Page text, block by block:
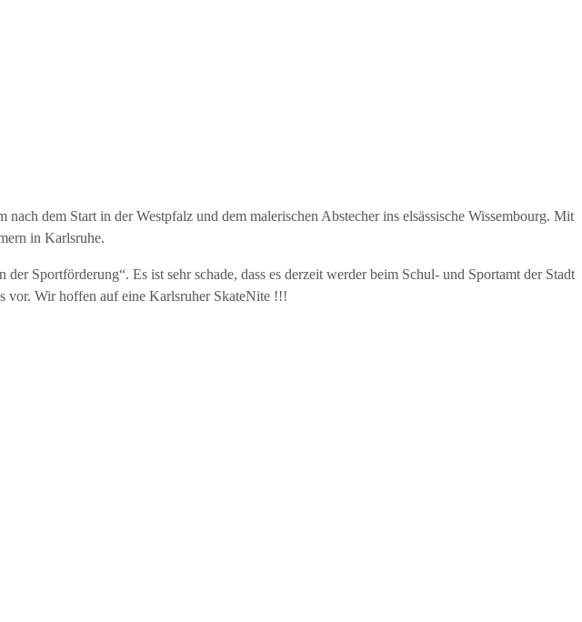
dem Start in der Westpfalz und dem malerischen Abstecher ins elsässische Wissembourg. Mit
in Karlsruhe.
Sportförderung“. Es ist sehr schade, dass es derzeit werder beim Schul- und Sportamt der Stadt
vor. Wir hoffen auf eine Karlsruher SkateNite !!!